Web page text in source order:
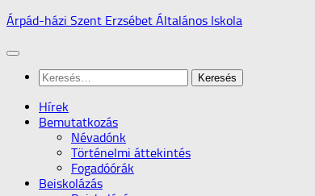
Skip
content
Árpád-házi Szent Erzsébet Általános Iskola
Keresés:
Hírek
Bemutatkozás
Névadónk
Történelmi áttekintés
Fogadóórák
Beiskolázás